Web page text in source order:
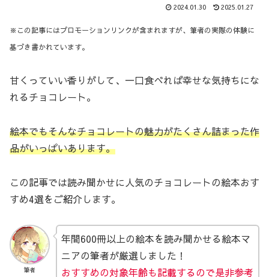
2024.01.30 2025.01.27
※この記事にはプロモーションリンクが含まれますが、筆者の実際の体験に
基づき書かれています。
甘くっていい香りがして、一口食べれば幸せな気持ちにな
れるチョコレート。
絵本でもそんなチョコレートの魅力がたくさん詰まった作
品がいっぱいあります。
この記事では読み聞かせに人気のチョコレートの絵本おす
すめ4選をご紹介します。
筆者
年間600冊以上の絵本を読み聞かせる絵本マ
ニアの筆者が厳選しました！
おすすめの対象年齢も記載するので是非参考